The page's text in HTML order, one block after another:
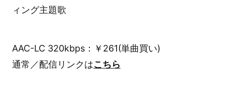
ィング主題歌
AAC-LC 320kbps：￥261(単曲買い)
通常／配信リンクはこちら